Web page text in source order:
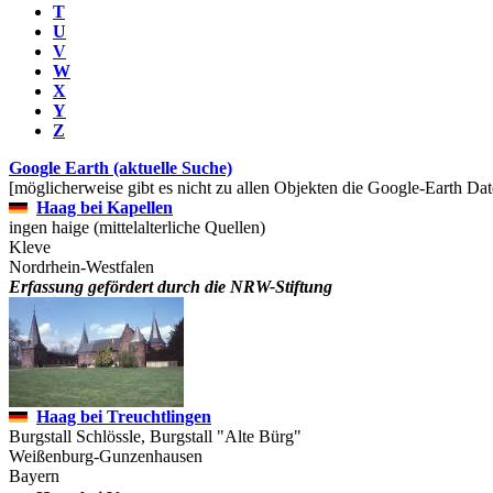
T
U
V
W
X
Y
Z
Google Earth (aktuelle Suche)
[möglicherweise gibt es nicht zu allen Objekten die Google-Earth
Haag bei Kapellen
ingen haige (mittelalterliche Quellen)
Kleve
Nordrhein-Westfalen
Erfassung gefördert durch die NRW-Stiftung
Haag bei Treuchtlingen
Burgstall Schlössle, Burgstall "Alte Bürg"
Weißenburg-Gunzenhausen
Bayern